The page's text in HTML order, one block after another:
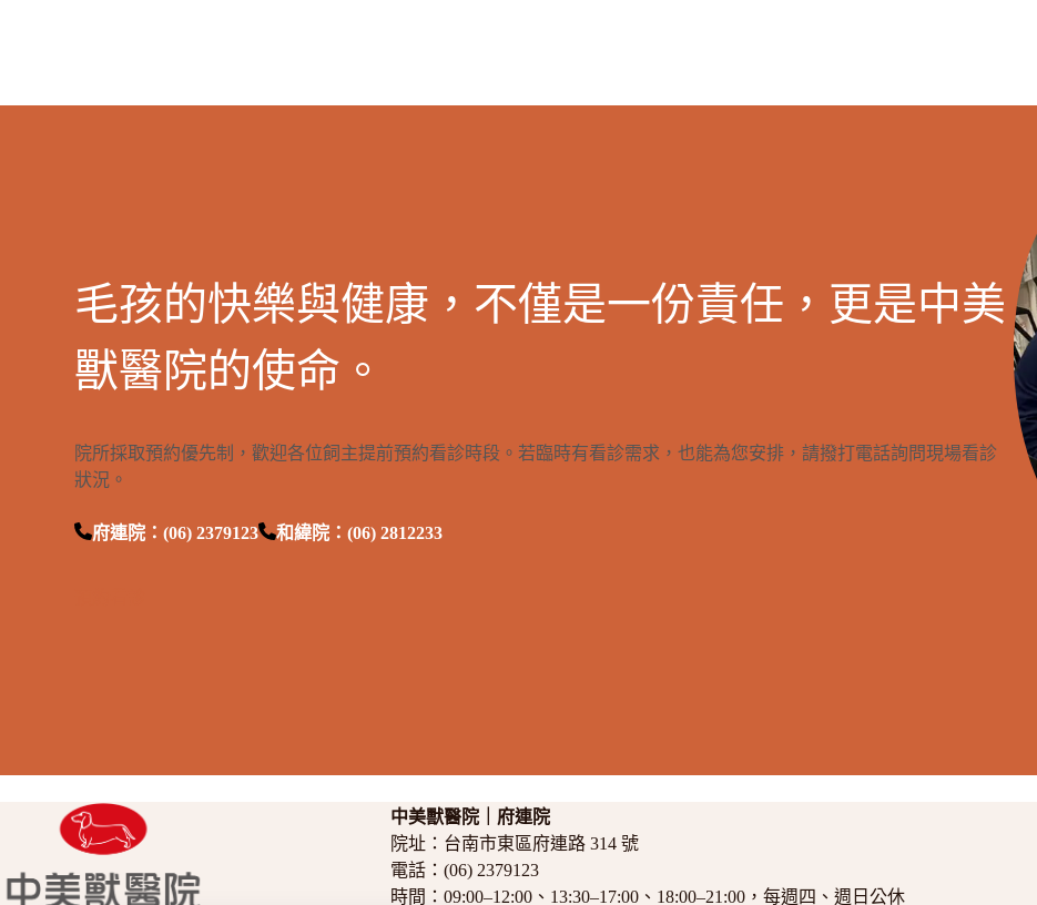
毛孩的快樂與健康，不僅是一份責任，更是中美
獸醫院的使命。
院所採取預約優先制，歡迎各位飼主提前預約看診時段。若臨時有看診需求，也能為您安排，請撥打電話詢問現場看診
狀況。
府連院：(06) 2379123 和緯院：(06) 2812233
中美獸醫院｜府連院
院址： 台南市東區府連路 314 號
電話：(06) 2379123
時間：09:00–12:00、13:30–17:00、18:00–21:00，每週四、週日公休